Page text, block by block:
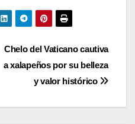
Chelo del Vaticano cautiva
a xalapeños por su belleza
y valor histórico